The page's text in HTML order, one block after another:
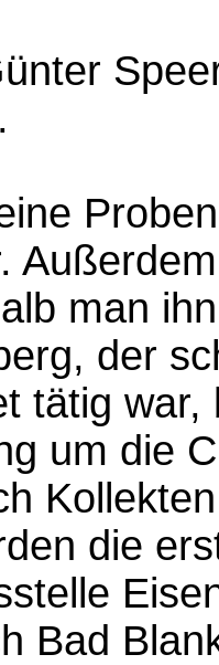
man
der
tätig
um die
die
Bad